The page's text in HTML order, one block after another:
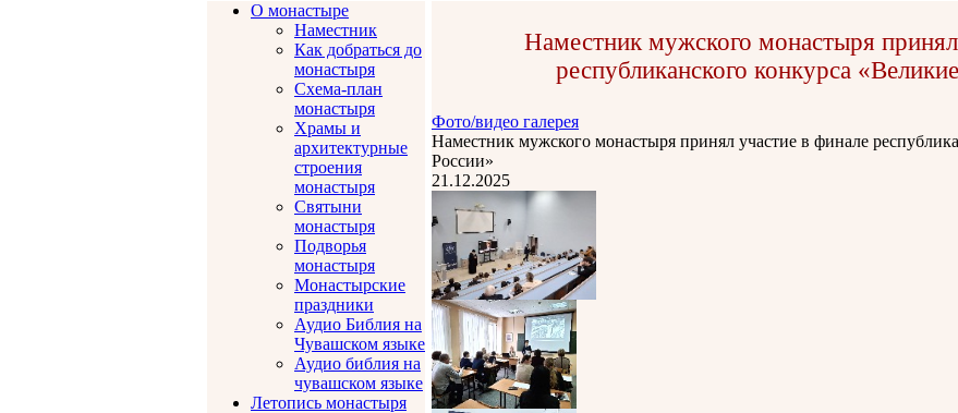
О монастыре
Наместник
Как добраться до
монастыря
Схема-план
монастыря
Храмы и
архитектурные
строения
монастыря
Святыни
монастыря
Подворья
монастыря
Монастырские
праздники
Аудио Библия на
Чувашском языке
Аудио библия на
чувашском языке
Летопись монастыря
Наместник мужского монастыря
республиканского конкурса
Фото/видео галерея
Наместник мужского монастыря принял участие в финале
России»
21.12.2025